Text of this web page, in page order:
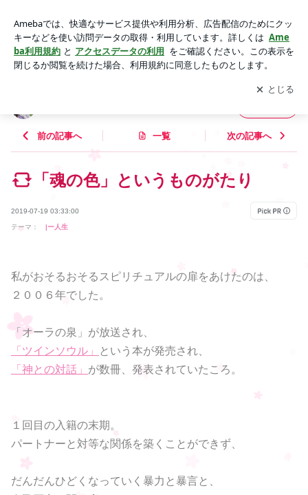
アプリをダウンロードして ブログの更新通知
を受け取りまし
ょう。
開く
前の記事へ 一覧 次の記事へ
「魂の色」というものがたり
2019-07-19 03:33:00
テーマ： |ー人生
私がおそるおそるスピリチュアルの扉をあけたのは、
２００６年でした。
「オーラの泉」が放送され、
「ツインソウル」
という本が発売され、
「神との対話」 が数冊、発表されていたころ。
１回目の入籍の末期。
パートナーと対等な関係を築くことができず、
だんだんひどくなっていく暴力と暴言と、